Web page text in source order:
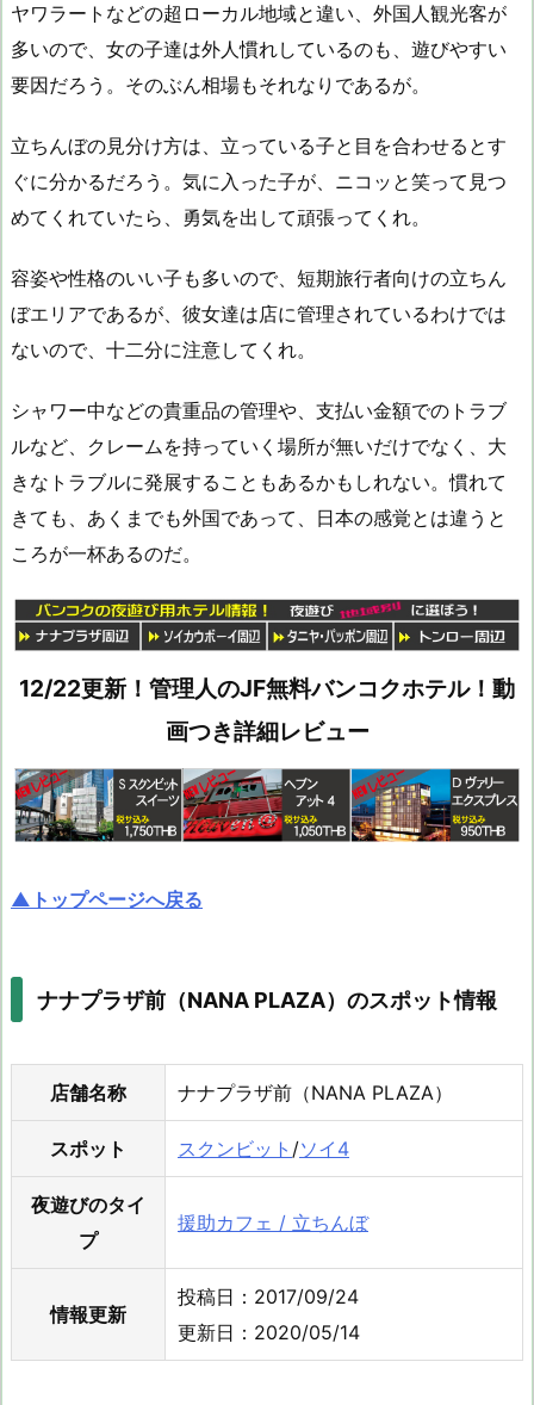
ヤワラートなどの超ローカル地域と違い、外国人観光客が
多いので、女の子達は外人慣れしているのも、遊びやすい
要因だろう。そのぶん相場もそれなりであるが。
立ちんぼの見分け方は、立っている子と目を合わせるとす
ぐに分かるだろう。気に入った子が、ニコッと笑って見つ
めてくれていたら、勇気を出して頑張ってくれ。
容姿や性格のいい子も多いので、短期旅行者向けの立ちん
ぼエリアであるが、彼女達は店に管理されているわけでは
ないので、十二分に注意してくれ。
シャワー中などの貴重品の管理や、支払い金額でのトラブ
ルなど、クレームを持っていく場所が無いだけでなく、大
きなトラブルに発展することもあるかもしれない。慣れて
きても、あくまでも外国であって、日本の感覚とは違うと
ころが一杯あるのだ。
12/22更新！管理人のJF無料バンコクホテル！動
画つき詳細レビュー
▲トップページへ戻る
ナナプラザ前（NANA PLAZA）のスポット情報
店舗名称 ナナプラザ前（NANA PLAZA）
スポット スクンビット /ソイ4
夜遊びのタイ
プ
援助カフェ / 立ちんぼ
情報更新
投稿日：2017/09/24
更新日：2020/05/14